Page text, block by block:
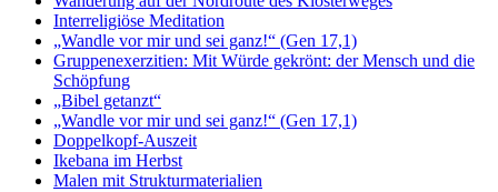
Interreligiöse Meditation
„Wandle vor mir und sei ganz!“ (Gen 17,1)
Gruppenexerzitien: Mit Würde gekrönt: der Mensch und die
Schöpfung
„Bibel getanzt“
„Wandle vor mir und sei ganz!“ (Gen 17,1)
Doppelkopf-Auszeit
Ikebana im Herbst
Malen mit Strukturmaterialien